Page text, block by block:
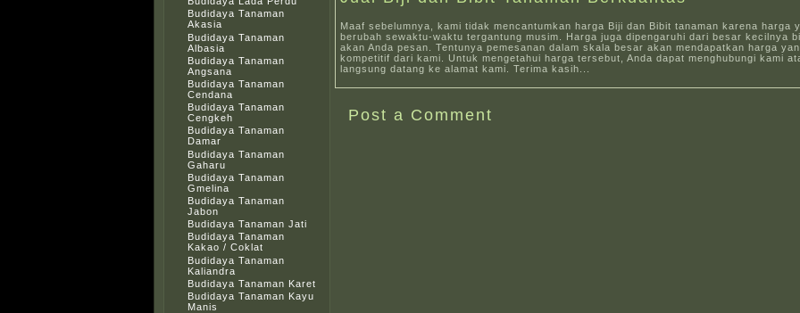
Budidaya Tanaman
Akasia
Budidaya Tanaman
Albasia
Budidaya Tanaman
Angsana
Budidaya Tanaman
Cendana
Budidaya Tanaman
Cengkeh
Budidaya Tanaman
Damar
Budidaya Tanaman
Gaharu
Budidaya Tanaman
Gmelina
Budidaya Tanaman
Jabon
Budidaya Tanaman Jati
Budidaya Tanaman
Kakao / Coklat
Budidaya Tanaman
Kaliandra
Budidaya Tanaman Karet
Budidaya Tanaman Kayu
Manis
Maaf sebelumnya, kami tidak mencantumkan harga Biji dan Bibit tanaman karena harga
berubah sewaktu-waktu tergantung musim. Harga juga dipengaruhi dari besar kecilnya
akan Anda pesan. Tentunya pemesanan dalam skala besar akan mendapatkan harga
kompetitif dari kami. Untuk mengetahui harga tersebut, Anda dapat menghubungi kami
langsung datang ke alamat kami. Terima kasih...
Post a Comment